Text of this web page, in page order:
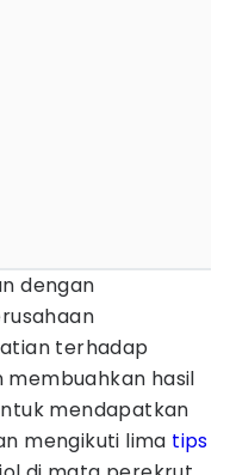
dengan
terhadap
membuahkan hasil
mendapatkan
mengikuti lima tips